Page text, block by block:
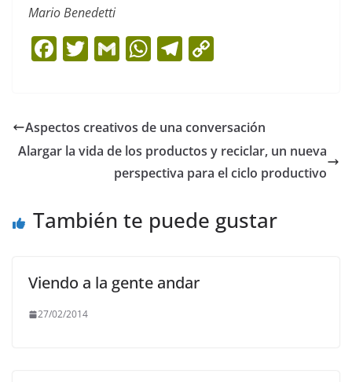
Mario Benedetti
F
e
b
k
T
er
G
l
W
s
A
p
T
gr
a
m
y
Li
n
Aspectos creativos de una conversación
Alargar la vida de los productos y reciclar, un nueva
perspectiva para el ciclo productivo
También te puede gustar
Viendo a la gente andar
27/02/2014